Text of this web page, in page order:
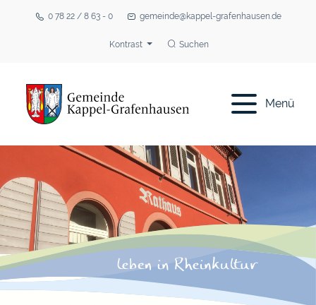
0 78 22 / 8 63 - 0 gemeinde@kappel-grafenhausen.de
Kontrast Suchen
Menü